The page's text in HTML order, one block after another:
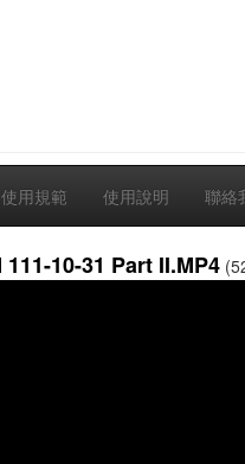
使用規範 使用說明 聯絡
10-31 Part II.MP4